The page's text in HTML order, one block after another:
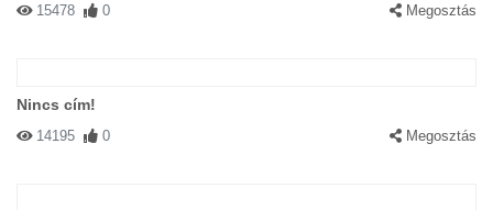
15478 0 Megosztás
Nincs cím!
14195 0 Megosztás